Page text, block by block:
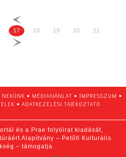
17 18 19 20 21
NEKÜNK • MÉDIAAJÁNLAT • IMPRESSZUM •
• ADATKEZELÉSI TÁJÉKOZTATÓ
és a Prae folyóirat kiadását,
Alapítvány – Petőfi Kulturális
– támogatja.